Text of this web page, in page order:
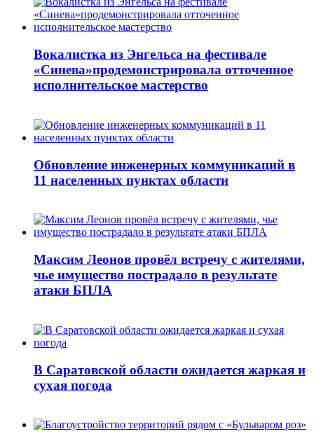
Вокалистка из Энгельса на фестивале
«Синева»продемонстрировала отточенное
исполнительское мастерство
Обновление инженерных коммуникаций в
11 населенных пунктах области
Максим Леонов провёл встречу с жителями,
чье имущество пострадало в результате
атаки БПЛА
В Саратовской области ожидается жаркая и
сухая погода